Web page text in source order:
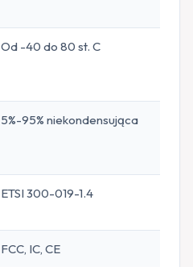
Od -40 do 80 st. C
5%-95% niekondensująca
ETSI 300-019-1.4
FCC, IC, CE